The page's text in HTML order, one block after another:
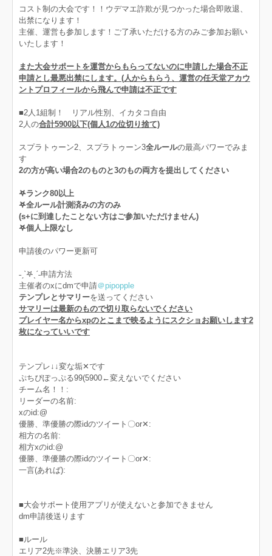
コスト制の大会です！！ウデマエ詐欺が見つかった場合即敗退、
出禁になります！
主催、運営も参加します！ご了承いただける方のみご参加お願い
いたします！
また大会サポートを運営からもらってないのに申請した場合不正
申請とし最悪出禁にします。(人からもらう、運営の任天堂アカウ
ントプロフィールから飛んで申請は不正です
■2人1組制！ リアル性別、イカタコ自由
2人の合計5900以下(個人1の位切り捨て)
スプラトゥーン2、スプラトゥーン3全ルールの最高パワーでみま
す
2の方が高い場合2のものと3のもの両方を提出してください
𖤐ランク80以上
𖤐全ルール計測済みの方のみ
(s+に到達したことない方はご参加いただけません)
𖤐個人上限なし
申請後のパワー更新可
˗ˏˋ𖤐ˎˊ˗申請方法
主催者のxにdmで申請＠pipopple
テンプレとサマリーを送ってください
サマリーは最新のもので切り取らないでください
プレイヤー名からxpのとこまで映るようにスクショお願いします2
枚になっていいです
テンプレ↓↓変な垢‪✕‬です
ぷちぴぽっぷる99(5900←変えないでください
チーム名！！:
リーダーの名前:
xのid:@
優勝、準優勝の際idのツイート〇‪or✕‬:
相方の名前:
相方xのid:@
優勝、準優勝の際idのツイート〇‪or✕‬:
一言(あれば):
■大会サポート使用アプリが使えないと参加できません
dm申請後送ります
■ルール
エリア2先※準決、決勝エリア3先